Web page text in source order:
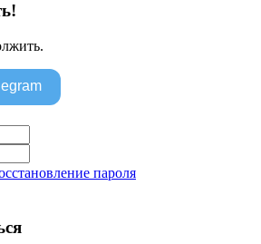
пароля